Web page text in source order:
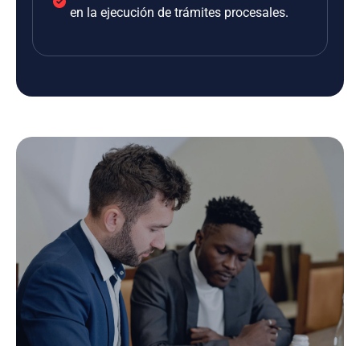
en la ejecución de trámites procesales.